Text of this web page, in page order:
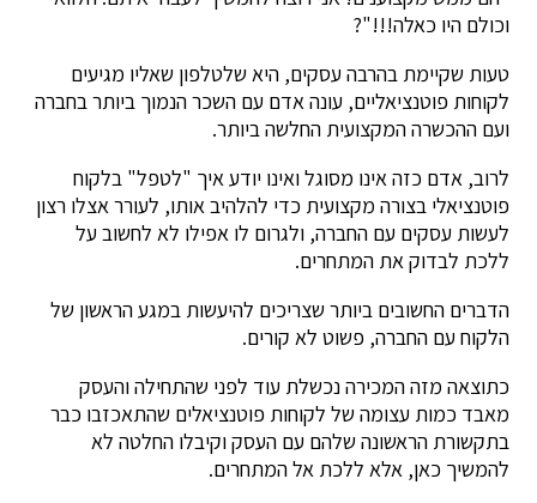
וכולם היו כאלה!!!"?
טעות שקיימת בהרבה עסקים, היא שלטלפון שאליו מגיעים
לקוחות פוטנציאליים, עונה אדם עם השכר הנמוך ביותר בחברה
ועם ההכשרה המקצועית החלשה ביותר.
לרוב, אדם כזה אינו מסוגל ואינו יודע איך "לטפל" בלקוח
פוטנציאלי בצורה מקצועית כדי להלהיב אותו, לעורר אצלו רצון
לעשות עסקים עם החברה, ולגרום לו אפילו לא לחשוב על
ללכת לבדוק את המתחרים.
הדברים החשובים ביותר שצריכים להיעשות במגע הראשון של
הלקוח עם החברה, פשוט לא קורים.
כתוצאה מזה המכירה נכשלת עוד לפני שהתחילה והעסק
מאבד כמות עצומה של לקוחות פוטנציאלים שהתאכזבו כבר
בתקשורת הראשונה שלהם עם העסק וקיבלו החלטה לא
להמשיך כאן, אלא ללכת אל המתחרים.